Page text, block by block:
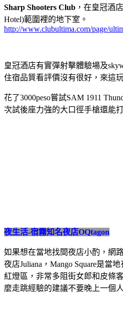
Sharp Shooters Club ，在皇冠酒
Hotel)範圍裡的地下室。
http://www.clubultima.com/page/
皇冠酒店有實彈射擊體驗場及
住宿品質看評價沒有很好，來這
花了3000peso嘗試SAM 1911
次試後座力強的大口徑手槍還能
夜生活-宿霧知名夜店OQtagon
如果想在當地找間夜店小酌，網
夜店Juliana，Mango Square是當
紅燈區，非常多阻街女郎和皮條
麼走跳經驗的建議不要晚上一個